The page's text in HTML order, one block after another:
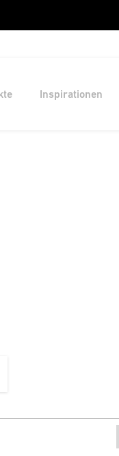
Inspirationen